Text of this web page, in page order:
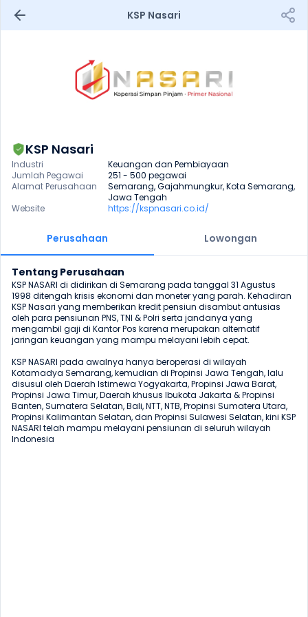
KSP Nasari
KSP Nasari
Industri
Keuangan dan Pembiayaan
Jumlah Pegawai
251 - 500 pegawai
Alamat Perusahaan
Semarang, Gajahmungkur, Kota Semarang,
Jawa Tengah
Website
https://kspnasari.co.id/
Perusahaan Lowongan
Tentang Perusahaan
KSP NASARI di didirikan di Semarang pada tanggal 31 Agustus
1998 ditengah krisis ekonomi dan moneter yang parah. Kehadiran
KSP Nasari yang memberikan kredit pensiun disambut antusias
oleh para pensiunan PNS, TNI & Polri serta jandanya yang
mengambil gaji di Kantor Pos karena merupakan alternatif
jaringan keuangan yang mampu melayani lebih cepat.
KSP NASARI pada awalnya hanya beroperasi di wilayah
Kotamadya Semarang, kemudian di Propinsi Jawa Tengah, lalu
disusul oleh Daerah Istimewa Yogyakarta, Propinsi Jawa Barat,
Propinsi Jawa Timur, Daerah khusus Ibukota Jakarta & Propinsi
Banten, Sumatera Selatan, Bali, NTT, NTB, Propinsi Sumatera Utara,
Propinsi Kalimantan Selatan, dan Propinsi Sulawesi Selatan, kini KSP
NASARI telah mampu melayani pensiunan di seluruh wilayah
Indonesia